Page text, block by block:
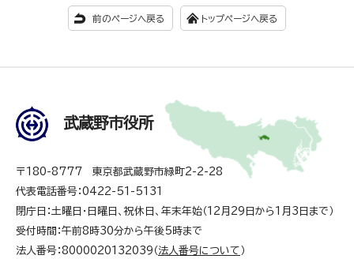
前のページへ戻る トップページへ戻る
武蔵野市役所
〒180-8777 東京都武蔵野市緑町2-2-28
代表電話番号：0422-51-5131
閉庁日：土曜日・日曜日、祝休日、年末年始（12月29日から1月3日まで）
受付時間：午前8時30分から午後5時まで
法人番号：8000020132039（ 法人番号について ）